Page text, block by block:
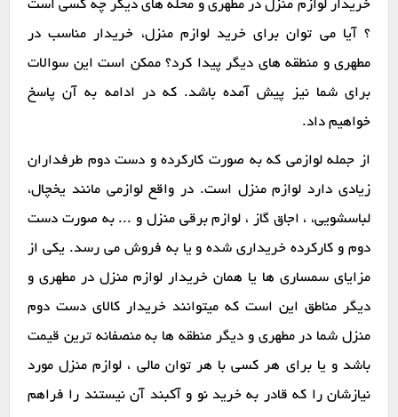
خریدار لوازم منزل در مطهری و محله های دیگر چه کسی است
؟ آیا می توان برای خرید لوازم منزل، خریدار مناسب در
مطهری و منطقه های دیگر پیدا کرد؟ ممکن است این سوالات
برای شما نیز پیش آمده باشد. که در ادامه به آن پاسخ
خواهیم داد.
از جمله لوازمی که به صورت کارکرده و دست دوم طرفداران
زیادی دارد لوازم منزل است. در واقع لوازمی مانند یخچال،
لباسشویی، ، اجاق گاز ، لوازم برقی منزل و ... به صورت دست
دوم و کارکرده خریداری شده و یا به فروش می رسد. یکی از
مزایای سمساری ها یا همان خریدار لوازم منزل در مطهری و
دیگر مناطق این است که میتوانند خریدار کالای دست دوم
منزل شما در مطهری و دیگر منطقه ها به منصفانه ترین قیمت
باشد و یا برای هر کسی با هر توان مالی ، لوازم منزل مورد
نیازشان را که قادر به خرید نو و آکبند آن نیستند را فراهم